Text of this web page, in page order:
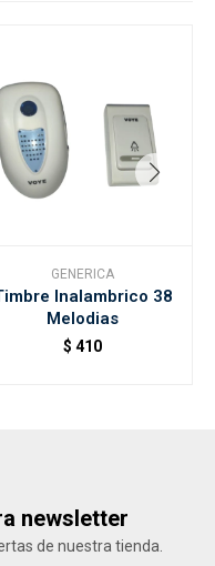
GENERICA
Inalambrico 38
Melodias
$ 410
newsletter
de nuestra tienda.